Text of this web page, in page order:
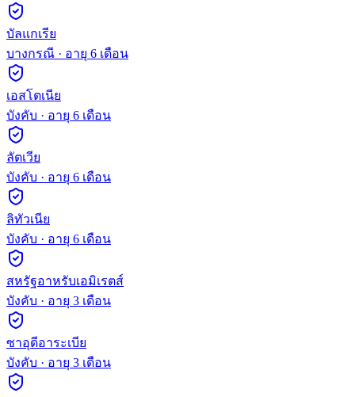
บัลแกเรีย
บางกรณี · อายุ 6 เดือน
เอสโตเนีย
บังคับ · อายุ 6 เดือน
ลัตเวีย
บังคับ · อายุ 6 เดือน
ลิทัวเนีย
บังคับ · อายุ 6 เดือน
สหรัฐอาหรับเอมิเรตส์
บังคับ · อายุ 3 เดือน
ซาอุดีอาระเบีย
บังคับ · อายุ 3 เดือน